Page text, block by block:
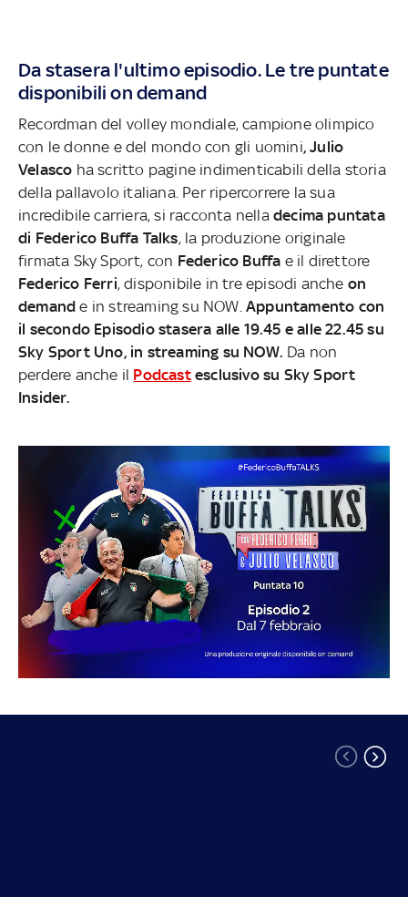
Da stasera l'ultimo episodio. Le tre puntate
disponibili on demand
Recordman del volley mondiale, campione olimpico
con le donne e del mondo con gli uomini, Julio
Velasco ha scritto pagine indimenticabili della storia
della pallavolo italiana. Per ripercorrere la sua
incredibile carriera, si racconta nella decima puntata
di Federico Buffa Talks, la produzione originale
firmata Sky Sport, con Federico Buffa e il direttore
Federico Ferri, disponibile in tre episodi anche on
demand e in streaming su NOW. Appuntamento con
il secondo Episodio stasera alle 19.45 e alle 22.45 su
Sky Sport Uno, in streaming su NOW. Da non
perdere anche il Podcastesclusivo su Sky Sport
Insider.